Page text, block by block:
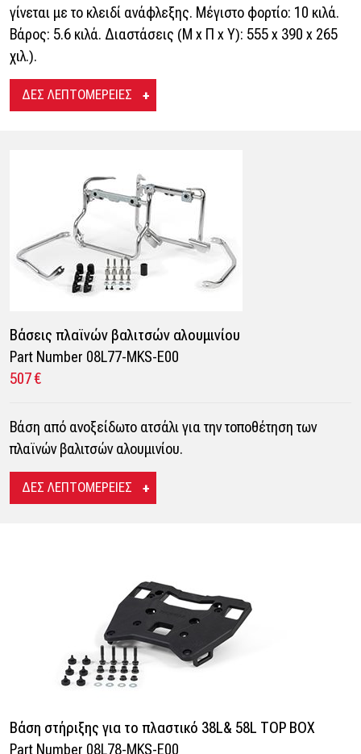
γίνεται με το κλειδί ανάφλεξης. Μέγιστο φορτίο: 10 κιλά.
Βάρος: 5.6 κιλά. Διαστάσεις (Μ x Π x Υ): 555 x 390 x 265
χιλ.).
ΔΕΣ ΛΕΠΤΟΜΕΡΕΙΕΣ
Βάσεις πλαϊνών βαλιτσών αλουμινίου
Part Number 08L77-MKS-E00
507 €
Βάση από ανοξείδωτο ατσάλι για την τοποθέτηση των
πλαϊνών βαλιτσών αλουμινίου.
ΔΕΣ ΛΕΠΤΟΜΕΡΕΙΕΣ
Βάση στήριξης για το πλαστικό 38L& 58L TOP BOX
Part Number 08L78-MKS-E00